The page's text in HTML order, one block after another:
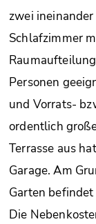
zwei
Schlafzimmer
Personen
und Vorrats-
ordentlich
Terrasse aus
Garage. Am
Garten
Die